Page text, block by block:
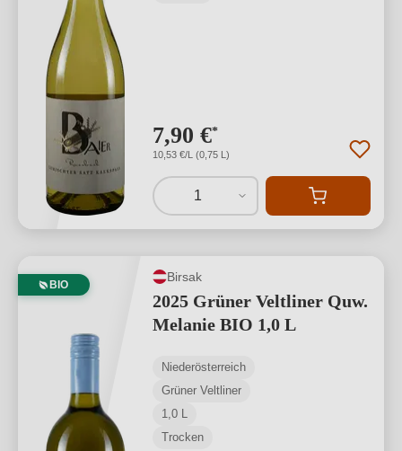
7,90 €*
10,53 €/L (0,75 L)
1
BIO
Birsak
2025 Grüner Veltliner Quw.
Melanie BIO 1,0 L
Niederösterreich
Grüner Veltliner
1,0 L
Trocken